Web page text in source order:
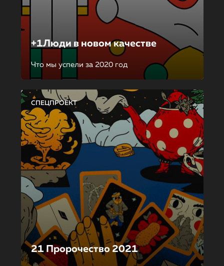
+1Люди в новом качестве
Что мы успели за 2020 год
СПЕЦПРОЕКТ
21 Пророчество 2021